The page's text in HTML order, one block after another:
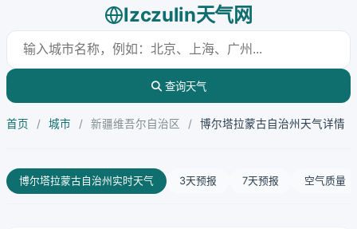
lzczulin天气网
查询天气
首页 / 城市 / 新疆维吾尔自治区 / 博尔塔拉蒙古自治州天气详情
博尔塔拉蒙古自治州实时天气 3天预报 7天预报 空气质量